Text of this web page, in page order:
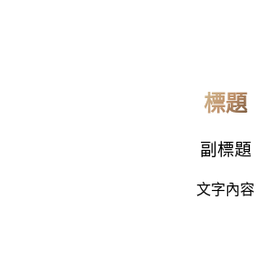
標題
副標題
文字內容